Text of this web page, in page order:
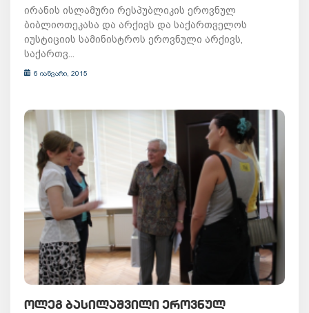
ირანის ისლამური რესპუბლიკის ეროვნულ
ბიბლიოთეკასა და არქივს და საქართველოს
იუსტიციის სამინისტროს ეროვნული არქივს,
საქართვ...
6 იანვარი, 2015
ᲝᲚᲔᲒ ᲑᲐᲡᲘᲚᲐᲨᲕᲘᲚᲘ ᲔᲠᲝᲕᲜᲣᲚ